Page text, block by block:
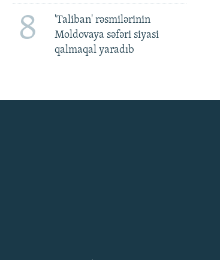
8
'Taliban' rəsmilərinin
Moldovaya səfəri siyasi
qalmaqal yaradıb